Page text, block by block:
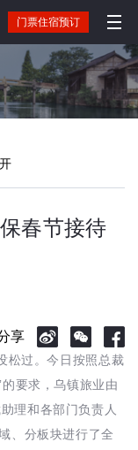
门票住宿预订
春节接待
享
松过。今日按照总裁
要求，乌镇旅业由
理和各部门负责人
、分板块进行了全